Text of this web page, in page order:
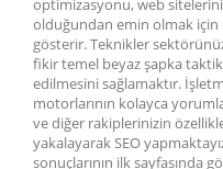
optimizasyonu, web
olduğundan emin olmak için
gösterir. Teknikler
fikir temel beyaz şapka
edilmesini sağlamaktır.
motorlarının kolayca
ve diğer rakiplerinizin özellikle
yakalayarak SEO
sonuçlarının ilk sayfasında